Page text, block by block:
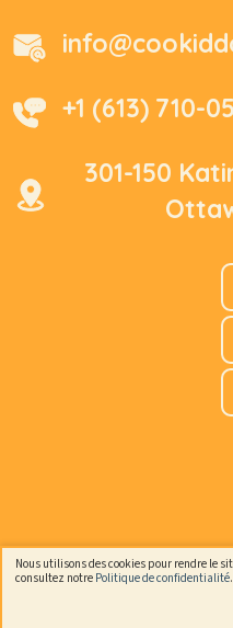
+1 (613) 710-
301-150
Nous utilisons des cookies pour rendre le
consultez notre Politique de confidentialité.